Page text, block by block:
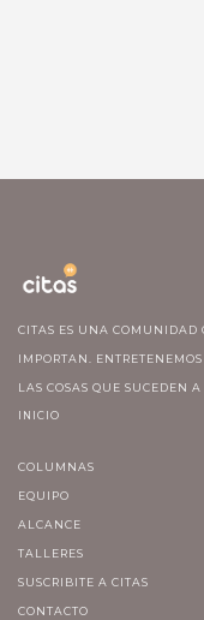
CITAS ES UNA COMUNIDAD
IMPORTAN.
LAS COSAS QUE SUCEDEN
INICIO
COLUMNAS
EQUIPO
ALCANCE
TALLERES
SUSCRIBITE A CITAS
CONTACTO